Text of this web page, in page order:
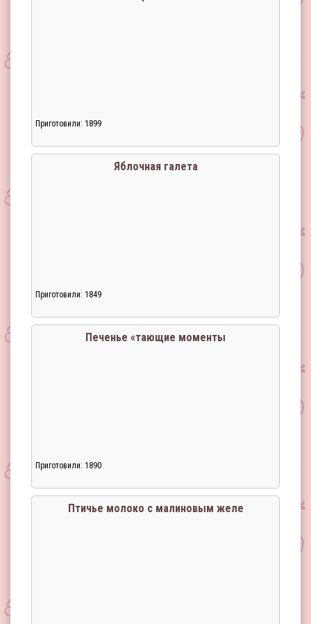
Приготовили: 1899
Яблочная галета
Приготовили: 1849
Печенье «тающие моменты
Приготовили: 1890
Птичье молоко с малиновым желе